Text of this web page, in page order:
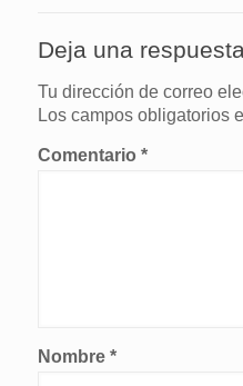
Deja una
Tu dirección de correo
Los campos obligatorios
Comentario *
Nombre *